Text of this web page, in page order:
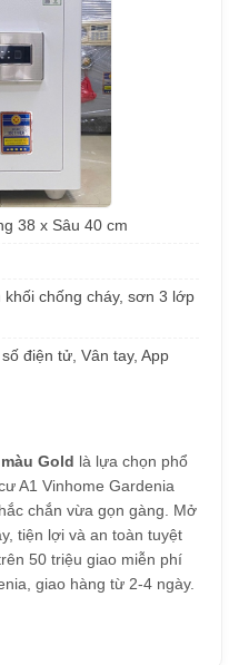
38 x Sâu 40 cm
khối chống cháy, sơn 3 lớp
điện tử, Vân tay, App
Gold là lựa chọn phổ
A1 Vinhome Gardenia
chắn vừa gọn gàng. Mở
tiện lợi và an toàn tuyệt
50 triệu giao miễn phí
giao hàng từ 2-4 ngày.